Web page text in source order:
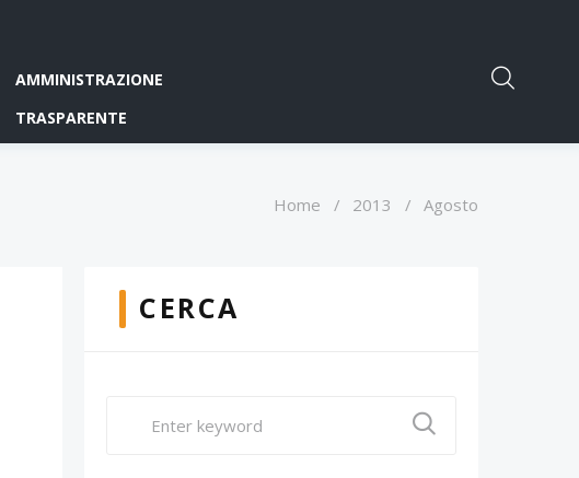
AMMINISTRAZIONE
TRASPARENTE
Home / 2013 / Agosto
CERCA